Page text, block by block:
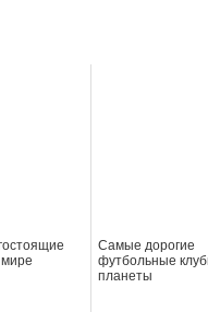
Самые дорогие
футбольные
планеты